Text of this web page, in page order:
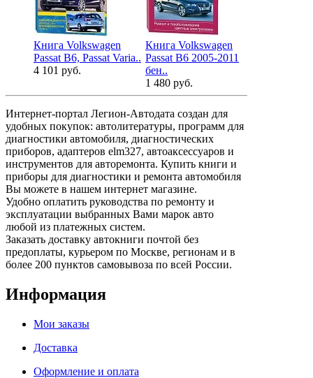
Книга Volkswagen
Passat B6, Passat Varia..
4 101 руб.
Книга Volkswagen
Passat В6 2005-2011
бен..
1 480 руб.
Интернет-портал Легион-Автодата создан для
удобных покупок: автолитературы, программ для
диагностики автомобиля, диагностических
приборов, адаптеров elm327, автоаксессуаров и
инструментов для авторемонта. Купить книги и
приборы для диагностики и ремонта автомобиля
Вы можете в нашем интернет магазине.
Удобно оплатить руководства по ремонту и
эксплуатации выбранных Вами марок авто
любой из платежных систем.
Заказать доставку автокниги почтой без
предоплаты, курьером по Москве, регионам и в
более 200 пунктов самовывоза по всей России.
Информация
Мои заказы
Доставка
Оформление и оплата